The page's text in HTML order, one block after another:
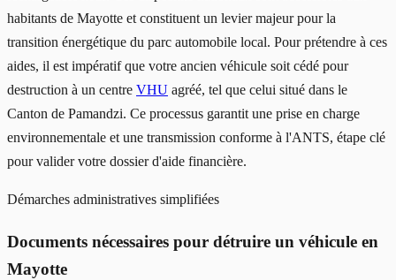
habitants de Mayotte et constituent un levier majeur pour la
transition énergétique du parc automobile local. Pour prétendre à ces
aides, il est impératif que votre ancien véhicule soit cédé pour
destruction à un centre VHU agréé, tel que celui situé dans le
Canton de Pamandzi. Ce processus garantit une prise en charge
environnementale et une transmission conforme à l'ANTS, étape clé
pour valider votre dossier d'aide financière.
Démarches administratives simplifiées
Documents nécessaires pour détruire un véhicule en
Mayotte